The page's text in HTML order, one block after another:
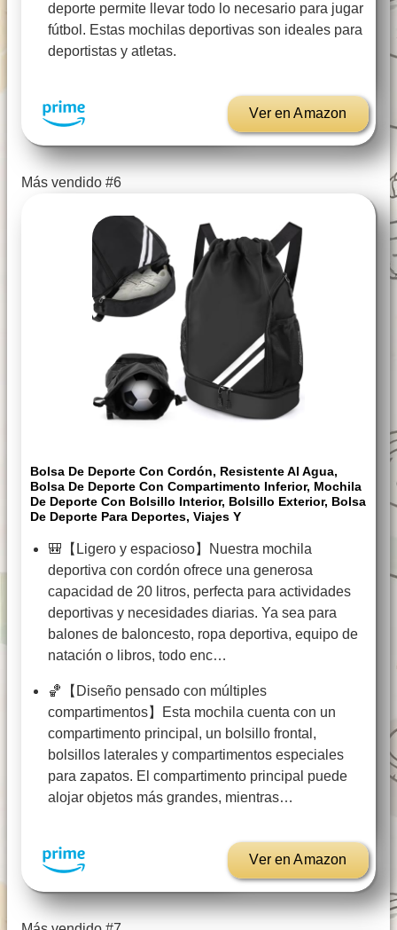
deporte permite llevar todo lo necesario para jugar
fútbol. Estas mochilas deportivas son ideales para
deportistas y atletas.
Ver en Amazon
Más vendido #6
Bolsa De Deporte Con Cordón, Resistente Al Agua,
Bolsa De Deporte Con Compartimento Inferior, Mochila
De Deporte Con Bolsillo Interior, Bolsillo Exterior, Bolsa
De Deporte Para Deportes, Viajes Y
🎒【Ligero y espacioso】Nuestra mochila
deportiva con cordón ofrece una generosa
capacidad de 20 litros, perfecta para actividades
deportivas y necesidades diarias. Ya sea para
balones de baloncesto, ropa deportiva, equipo de
natación o libros, todo enc…
🏀【Diseño pensado con múltiples
compartimentos】Esta mochila cuenta con un
compartimento principal, un bolsillo frontal,
bolsillos laterales y compartimentos especiales
para zapatos. El compartimento principal puede
alojar objetos más grandes, mientras…
Ver en Amazon